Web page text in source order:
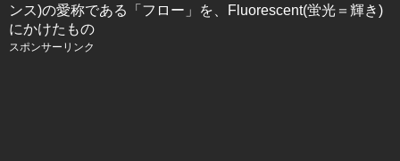
ンス)の愛称である「フロー」を、Fluorescent(蛍光＝輝き)
にかけたもの
スポンサーリンク